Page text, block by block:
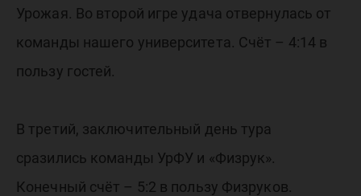
Урожая. Во второй игре удача отвернулась от
команды нашего университета. Счёт – 4:14 в
пользу гостей.
В третий, заключительный день тура
сразились команды УрФУ и «Физрук».
Конечный счёт – 5:2 в пользу Физруков.